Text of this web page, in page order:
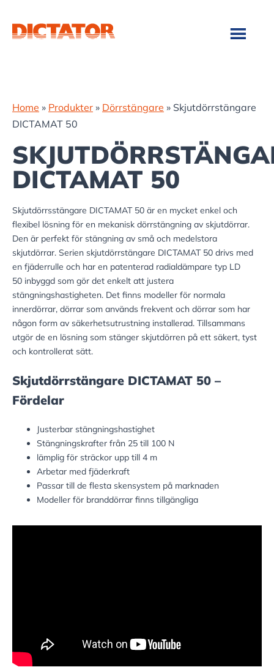
huvudinnehåll
sidfot
Home » Produkter » Dörrstängare » Skjutdörrstängare
DICTAMAT 50
DICTAMAT 50
Skjutdörrsstängare DICTAMAT 50 är en mycket enkel och
flexibel lösning för en mekanisk dörrstängning av skjutdörrar.
Den är perfekt för stängning av små och medelstora
skjutdörrar. Serien skjutdörrstängare DICTAMAT 50 drivs med
en fjäderrulle och har en patenterad radialdämpare typ LD
50 inbyggd som gör det enkelt att justera
stängningshastigheten. Det finns modeller för normala
innerdörrar, dörrar som används frekvent och dörrar som har
någon form av säkerhetsutrustning installerad. Tillsammans
utgör de en lösning som stänger skjutdörren på ett säkert, tyst
och kontrollerat sätt.
Skjutdörrstängare DICTAMAT 50 –
Fördelar
Justerbar stängningshastighet
Stängningskrafter från 25 till 100 N
lämplig för sträckor upp till 4 m
Arbetar med fjäderkraft
Passar till de flesta skensystem på marknaden
Modeller för branddörrar finns tillgängliga